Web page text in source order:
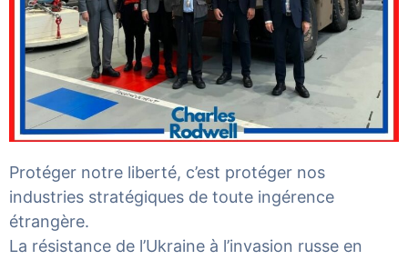
Protéger notre liberté, c’est protéger nos
industries stratégiques de toute ingérence
étrangère.
La résistance de l’Ukraine à l’invasion russe en